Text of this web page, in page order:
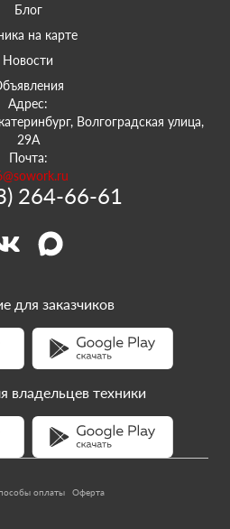
Блог
на карте
Новости
Адрес:
Волгоградская улица,
29А
Почта:
264-66-61
оплаты Оферта
для заказчиков
владельцев техники